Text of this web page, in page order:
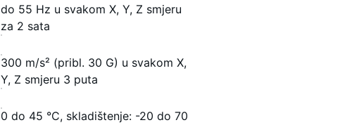
do 55 Hz u svakom X, Y, Z smjeru
za 2 sata
300 m/s² (pribl. 30 G) u svakom X,
Y, Z smjeru 3 puta
0 do 45 °C, skladištenje: -20 do 70